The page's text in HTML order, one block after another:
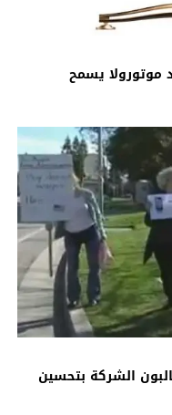
موتورولا يسمح
الشركة بتحسين